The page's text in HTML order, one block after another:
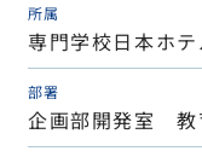
所属
専門学校日本ホ
部署
企画部開発室 教